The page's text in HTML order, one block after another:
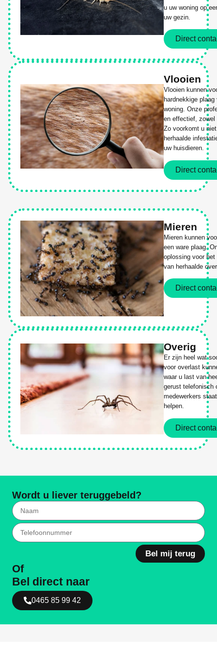
u uw woning op
uw gezin.
Direct
Vlooien
Vlooien kunnen
hardnekkige
woning. Onze
en effectief, zowel
Zo voorkomt u
herhaalde
uw huisdieren.
Direct
Mieren
Mieren kunnen
een ware plaag.
oplossing voor
van herhaalde
Direct
Overig
Er zijn heel wat
voor overlast
waar u last van
gerust telefonisch
medewerkers
helpen.
Direct
Wordt u liever teruggebeld?
Bel mij terug
Of
Bel direct naar
0465 85 99 42